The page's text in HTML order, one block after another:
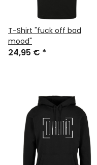
T-Shirt "fuck off bad
mood"
24,95 € *